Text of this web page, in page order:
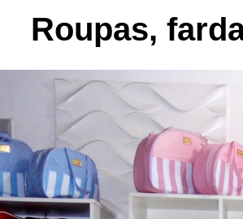
Roupas,